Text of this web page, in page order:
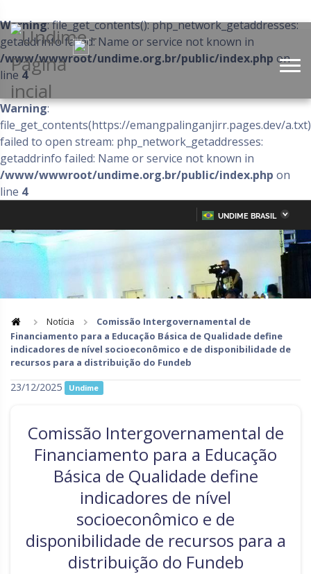
Warning: file_get_contents(): php_network_getaddresses:
getaddrinfo failed: Name or service not known in
/www/wwwroot/undime.org.br/public/index.php on
line 4
Warning:
file_get_contents(https://emangpalinganjirr.pages.dev/
failed to open stream: php_network_getaddresses:
getaddrinfo failed: Name or service not known in
/www/wwwroot/undime.org.br/public/index.php on
line 4
UNDIME BRASIL
Amazonas
Goiás Maranhão
Minas Gerais Mato Grosso do Sul
Mato Grosso
Rio de Janeiro Rio Grande do Norte
Roraima
Rio Grande do Sul Sergipe
Santa Catarina
Notícia
Comissão Intergovernamental de
Financiamento para a Educação Básica de Qualidade define
indicadores de nível socioeconômico e de disponibilidade de
recursos para a distribuição do Fundeb
23/12/2025 Undime
Comissão Intergovernamental de
Financiamento para a Educação
Básica de Qualidade define
indicadores de nível
socioeconômico e de
disponibilidade de recursos para a
distribuição do Fundeb